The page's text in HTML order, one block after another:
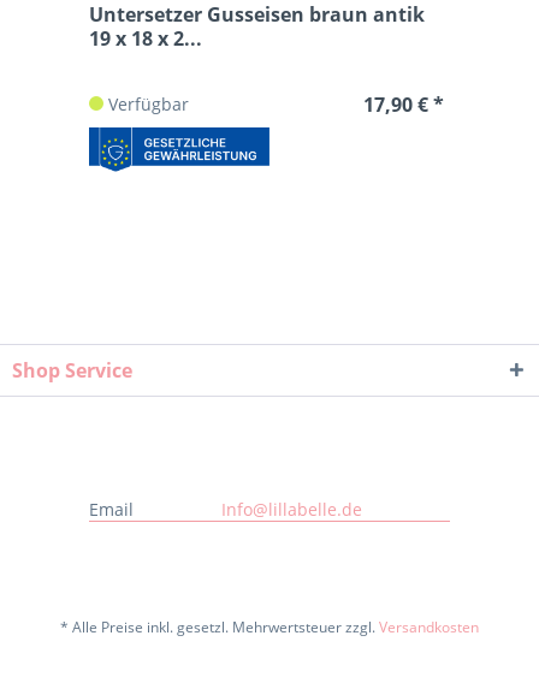
Untersetzer Gusseisen braun antik
19 x 18 x 2...
Verfügbar 17,90 € *
Shop Service
Email Info@lillabelle.de
* Alle Preise inkl. gesetzl. Mehrwertsteuer zzgl.Versandkosten